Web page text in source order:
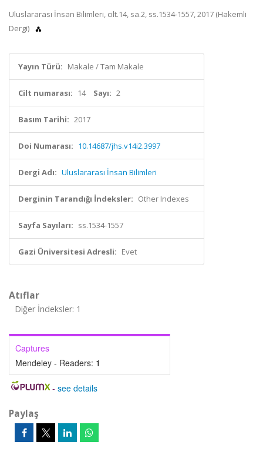
Uluslararası İnsan Bilimleri, cilt.14, sa.2, ss.1534-1557, 2017 (Hakemli
Dergi)
Yayın Türü: Makale / Tam Makale
Cilt numarası: 14 Sayı: 2
Basım Tarihi: 2017
Doi Numarası: 10.14687/jhs.v14i2.3997
Dergi Adı: Uluslararası İnsan Bilimleri
Derginin Tarandığı İndeksler: Other Indexes
Sayfa Sayıları: ss.1534-1557
Gazi Üniversitesi Adresli: Evet
Atıflar
Diğer İndeksler: 1
Captures
Mendeley - Readers: 1
- see details
Paylaş